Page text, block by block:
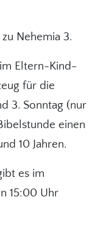
Nehemia 3.
Eltern-Kind-
für die
3. Sonntag (nur
einen
10 Jahren.
es im
15:00 Uhr